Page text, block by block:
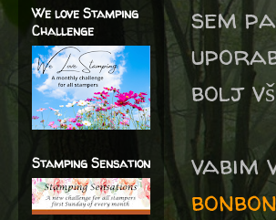
sem
bolj
vabim
We love Stamping
Challenge
Stamping Sensation